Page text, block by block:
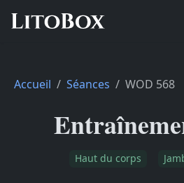
Accueil Séances WOD 568
Haut du corps